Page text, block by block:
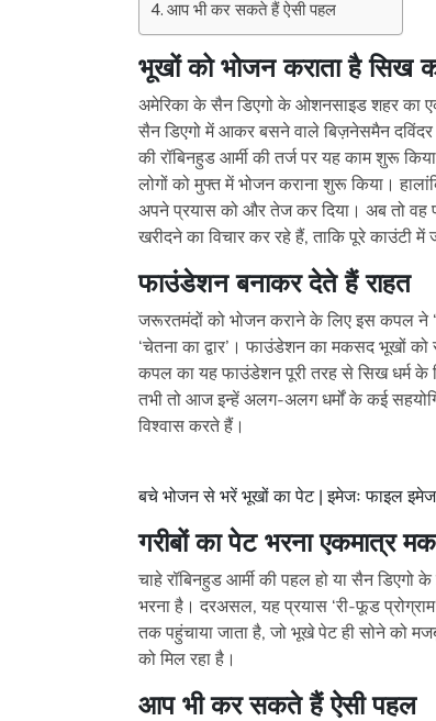
आप भी कर सकते हैं ऐसी पहल
भूखों को भोजन कराता है सिख
अमेरिका के सैन डिएगो के ओशनसाइड शहर
सैन डिएगो में आकर बसने वाले बिज़नेसमैन
की रॉबिनहुड आर्मी की तर्ज पर यह काम शुरू
लोगों को मुफ्त में भोजन कराना शुरू किया।
अपने प्रयास को और तेज कर दिया। अब तो वह
खरीदने का विचार कर रहे हैं, ताकि पूरे काउंटी
फाउंडेशन बनाकर देते हैं राहत
जरूरतमंदों को भोजन कराने के लिए इस कपल ने
‘चेतना का द्वार’। फाउंडेशन का मकसद भूखों को
कपल का यह फाउंडेशन पूरी तरह से सिख धर्म के
तभी तो आज इन्हें अलग-अलग धर्मों के कई
विश्वास करते हैं।
बचे भोजन से भरें भूखों का पेट | इमेजः फाइल इमेज
गरीबों का पेट भरना एकमात्र
चाहे रॉबिनहुड आर्मी की पहल हो या सैन
भरना है। दरअसल, यह प्रयास ‘री-फूड
तक पहुंचाया जाता है, जो भूखे पेट ही सोने को
को मिल रहा है।
आप भी कर सकते हैं ऐसी पहल